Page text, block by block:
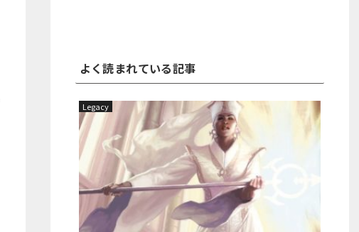
よく読まれている記事
Legacy